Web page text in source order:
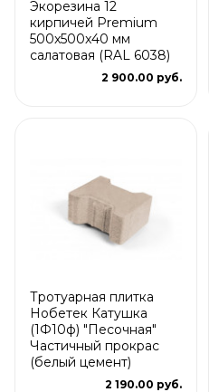
Экорезина 12
кирпичей Premium
500x500x40 мм
салатовая (RAL 6038)
2 900.00 руб.
Тротуарная плитка
Нобетек Катушка
(1Ф10ф) "Песочная"
Частичный прокрас
(белый цемент)
2 190.00 руб.